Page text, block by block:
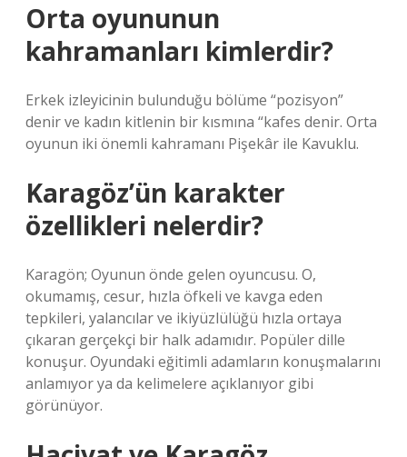
Orta oyununun
kahramanları kimlerdir?
Erkek izleyicinin bulunduğu bölüme “pozisyon”
denir ve kadın kitlenin bir kısmına “kafes denir. Orta
oyunun iki önemli kahramanı Pişekâr ile Kavuklu.
Karagöz’ün karakter
özellikleri nelerdir?
Karagön; Oyunun önde gelen oyuncusu. O,
okumamış, cesur, hızla öfkeli ve kavga eden
tepkileri, yalancılar ve ikiyüzlülüğü hızla ortaya
çıkaran gerçekçi bir halk adamıdır. Popüler dille
konuşur. Oyundaki eğitimli adamların konuşmalarını
anlamıyor ya da kelimelere açıklanıyor gibi
görünüyor.